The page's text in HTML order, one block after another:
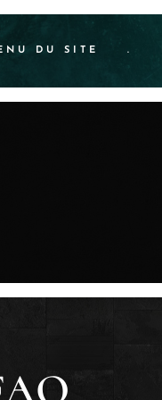
DU SITE .